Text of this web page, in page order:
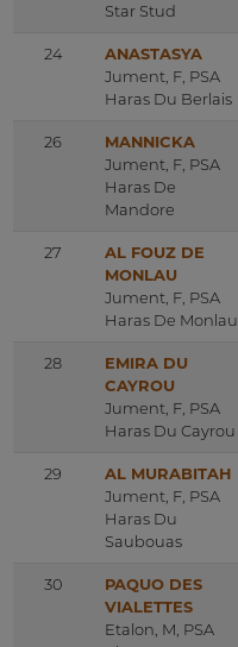
Star Stud
24
ANASTASYA
Jument, F, PSA
Haras Du Berlais
26
MANNICKA
Jument, F, PSA
Haras De
Mandore
27
AL FOUZ DE
MONLAU
Jument, F, PSA
Haras De Monlau
28
EMIRA DU
CAYROU
Jument, F, PSA
Haras Du Cayrou
29
AL MURABITAH
Jument, F, PSA
Haras Du
Saubouas
30
PAQUO DES
VIALETTES
Etalon, M, PSA